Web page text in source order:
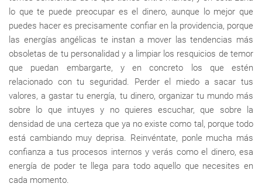
lo que te puede preocupar es el dinero, aunque lo mejor que
puedes hacer es precisamente confiar en la providencia, porque
las energías angélicas te instan a mover las tendencias más
obsoletas de tu personalidad y a limpiar los resquicios de temor
que puedan embargarte, y en concreto los que estén
relacionado con tu seguridad. Perder el miedo a sacar tus
valores, a gastar tu energía, tu dinero, organizar tu mundo más
sobre lo que intuyes y no quieres escuchar, que sobre la
densidad de una certeza que ya no existe como tal, porque todo
está cambiando muy deprisa. Reinvéntate, ponle mucha más
confianza a tus procesos internos y verás como el dinero, esa
energía de poder te llega para todo aquello que necesites en
cada momento.